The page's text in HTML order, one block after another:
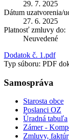
29. 7. 2025
Dátum uzatvorenia/
27. 6. 2025
Platnosť zmluvy do:
Neuvedené
Dodatok č. 1.pdf
Typ súboru: PDF
Samospráva
Starosta obce
Poslanci OZ
Úradná tabuľa
Zámer -
Zmluvy,